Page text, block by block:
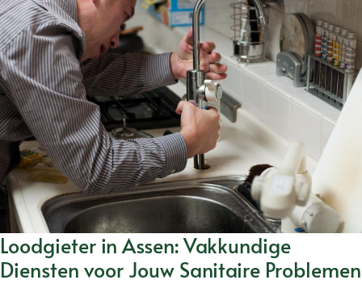
Loodgieter in Assen: Vakkundige
Diensten voor Jouw Sanitaire Problemen